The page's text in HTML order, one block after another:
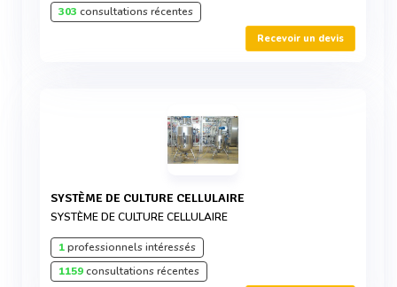
303 consultations récentes
Recevoir un devis
SYSTÈME DE CULTURE CELLULAIRE
SYSTÈME DE CULTURE CELLULAIRE
1professionnels intéressés
1159consultations récentes